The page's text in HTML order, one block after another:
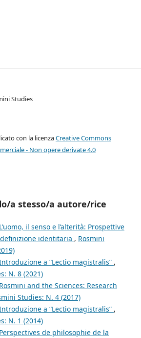
Studies
con la licenzaCreative Commons
- Non opere derivate 4.0
a stesso/a autore/rice
L’uomo, il senso e l’alterità: Prospettive
identitaria , Rosmini
a “Lectio magistralis” ,
N. 8 (2021)
Rosmini and the Sciences: Research
Studies: N. 4 (2017)
a “Lectio magistralis” ,
N. 1 (2014)
Perspectives de philosophie de la